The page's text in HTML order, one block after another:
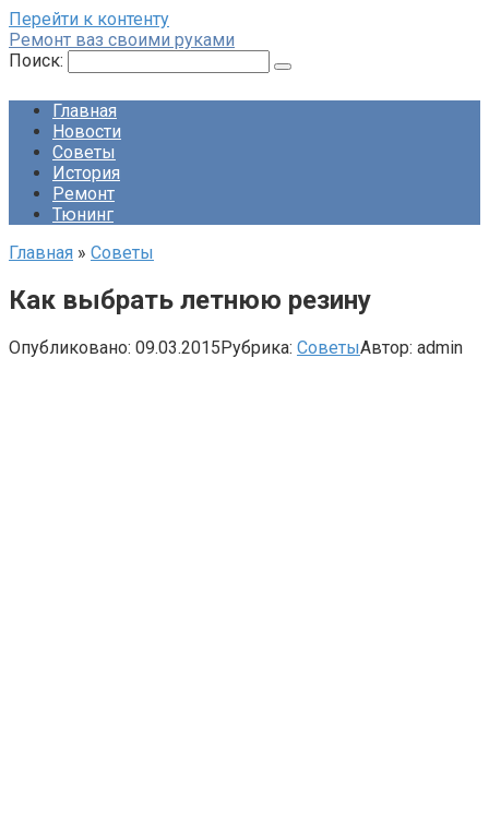
Перейти к контенту
Ремонт ваз своими руками
Поиск:
Главная
Новости
Советы
История
Ремонт
Тюнинг
Главная » Советы
Как выбрать летнюю резину
Опубликовано: 09.03.2015Рубрика: СоветыАвтор: admin